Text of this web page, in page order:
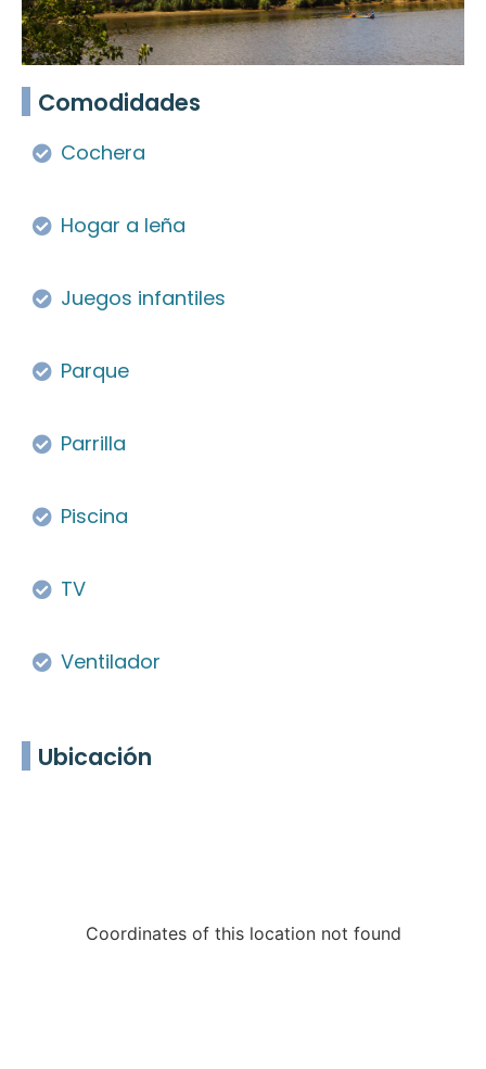
Comodidades
Cochera
Hogar a leña
Juegos infantiles
Parque
Parrilla
Piscina
TV
Ventilador
Ubicación
Coordinates of this location not found